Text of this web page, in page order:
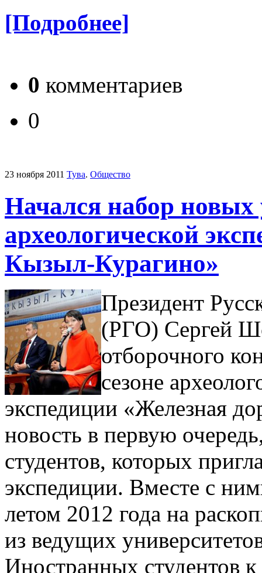
[Подробнее]
0 комментариев
0
23 ноября 2011 Тува. Общество
Начался набор новых
археологической
Кызыл-Курагино»
Президент
(РГО) Сергей
отборочного
сезоне
экспедиции «Железная
новость в первую
студентов, которых
экспедиции. Вместе с
летом 2012 года на
из ведущих
Иностранных студентов